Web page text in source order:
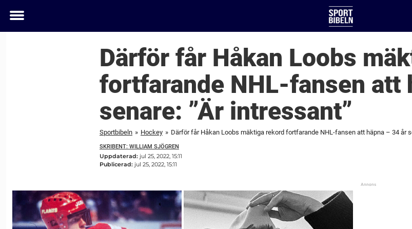
Toggle
Därför får Håkan Loobs
fortfarande NHL-fansen att
senare: ”Är intressant”
Sportbibeln » Hockey » Därför får Håkan Loobs mäktiga rekord fortfarande NHL-fansen att häpna – 34 år
SKRIBENT: WILLIAM SJÖGREN
Uppdaterad: jul 25, 2022, 15:11
Publicerad: jul 25, 2022, 15:11